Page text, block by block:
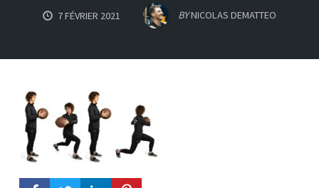
7 FÉVRIER 2021 BYNICOLAS DEMATTEO